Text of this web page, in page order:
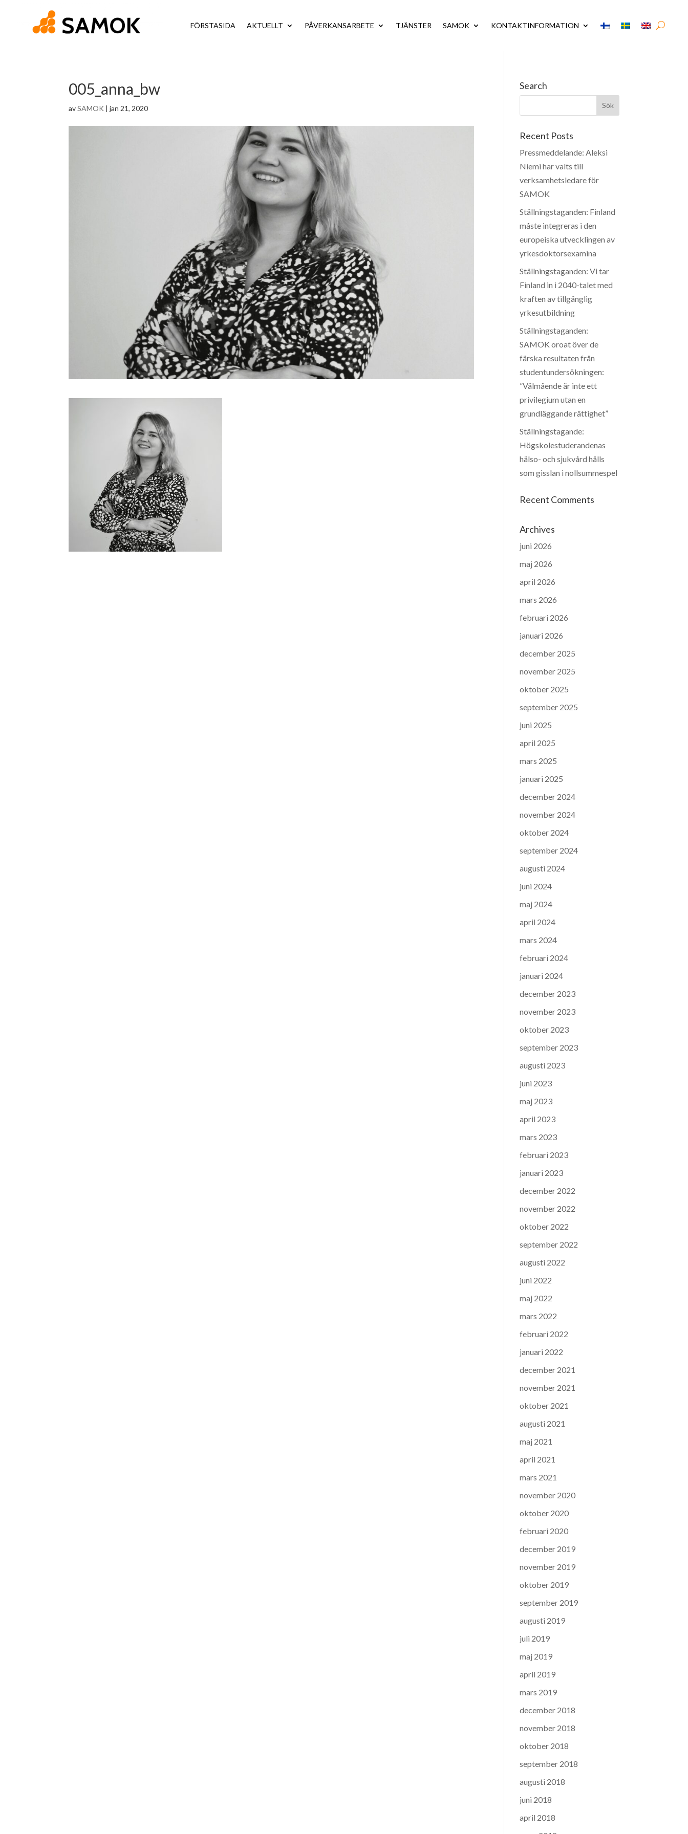
FÖRSTASIDA AKTUELLT PÅVERKANSARBETE TJÄNSTER SAMOK KONTAKTINFORMATION
005_anna_bw
avSAMOK |jan 21, 2020
Search
Recent Posts
Pressmeddelande: Aleksi
Niemi har valts till
verksamhetsledare för
SAMOK
Ställningstaganden: Finland
måste integreras i den
europeiska utvecklingen av
yrkesdoktorsexamina
Ställningstaganden: Vi tar
Finland in i 2040-talet med
kraften av tillgänglig
yrkesutbildning
Ställningstaganden:
SAMOK oroat över de
färska resultaten från
studentundersökningen:
”Välmående är inte ett
privilegium utan en
grundläggande rättighet”
Ställningstagande:
Högskolestuderandenas
hälso- och sjukvård hålls
som gisslan i nollsummespel
Recent Comments
Archives
juni 2026
maj 2026
april 2026
mars 2026
februari 2026
januari 2026
december 2025
november 2025
oktober 2025
september 2025
juni 2025
april 2025
mars 2025
januari 2025
december 2024
november 2024
oktober 2024
september 2024
augusti 2024
juni 2024
maj 2024
april 2024
mars 2024
februari 2024
januari 2024
december 2023
november 2023
oktober 2023
september 2023
augusti 2023
juni 2023
maj 2023
april 2023
mars 2023
februari 2023
januari 2023
december 2022
november 2022
oktober 2022
september 2022
augusti 2022
juni 2022
maj 2022
mars 2022
februari 2022
januari 2022
december 2021
november 2021
oktober 2021
augusti 2021
maj 2021
april 2021
mars 2021
november 2020
oktober 2020
februari 2020
december 2019
november 2019
oktober 2019
september 2019
augusti 2019
juli 2019
maj 2019
april 2019
mars 2019
december 2018
november 2018
oktober 2018
september 2018
augusti 2018
juni 2018
april 2018